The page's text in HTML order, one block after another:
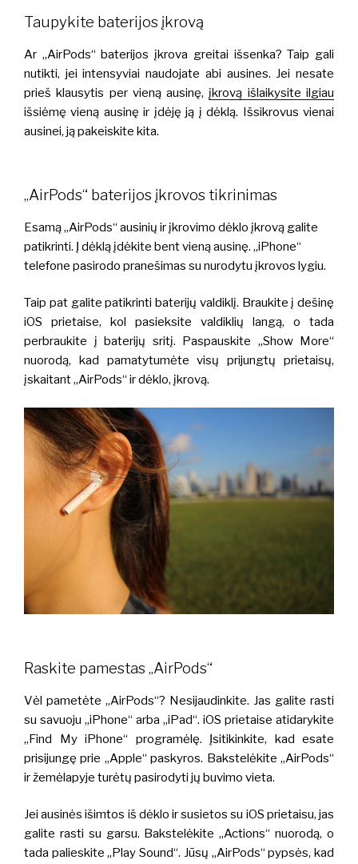
Taupykite baterijos įkrovą
Ar „AirPods“ baterijos įkrova greitai išsenka? Taip gali
nutikti, jei intensyviai naudojate abi ausines. Jei nesate
prieš klausytis per vieną ausinę, įkrovą išlaikysite ilgiau
išsiėmę vieną ausinę ir įdėję ją į dėklą. Išsikrovus vienai
ausinei, ją pakeiskite kita.
„AirPods“ baterijos įkrovos tikrinimas
Esamą „AirPods“ ausinių ir įkrovimo dėklo įkrovą galite
patikrinti. Į dėklą įdėkite bent vieną ausinę. „iPhone“
telefone pasirodo pranešimas su nurodytu įkrovos lygiu.
Taip pat galite patikrinti baterijų valdiklį. Braukite į dešinę
iOS prietaise, kol pasieksite valdiklių langą, o tada
perbraukite į baterijų sritį. Paspauskite „Show More“
nuorodą, kad pamatytumėte visų prijungtų prietaisų,
įskaitant „AirPods“ ir dėklo, įkrovą.
Raskite pamestas „AirPods“
Vėl pametėte „AirPods“? Nesijaudinkite. Jas galite rasti
su savuoju „iPhone“ arba „iPad“. iOS prietaise atidarykite
„Find My iPhone“ programėlę. Įsitikinkite, kad esate
prisijungę prie „Apple“ paskyros. Bakstelėkite „AirPods“
ir žemėlapyje turėtų pasirodyti jų buvimo vieta.
Jei ausinės išimtos iš dėklo ir susietos su iOS prietaisu, jas
galite rasti su garsu. Bakstelėkite „Actions“ nuorodą, o
tada palieskite „Play Sound“. Jūsų „AirPods“ pypsės, kad